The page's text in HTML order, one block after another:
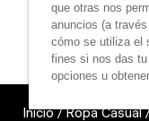
Inicio / Ropa Casual /
que otras nos
anuncios (a
cómo se utiliza el
fines si nos das
opciones u